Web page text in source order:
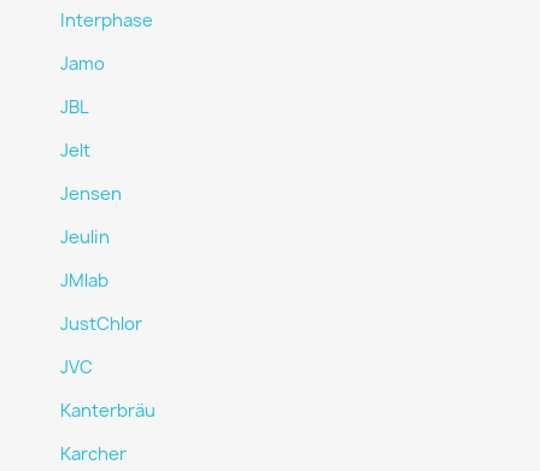
Interphase
Jamo
JBL
Jelt
Jensen
Jeulin
JMlab
JustChlor
JVC
Kanterbräu
Karcher